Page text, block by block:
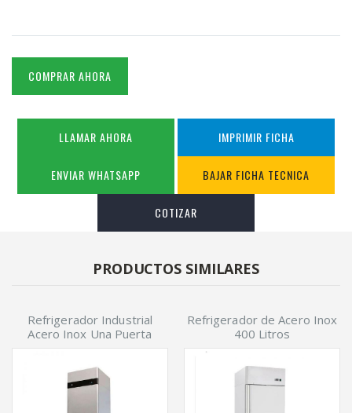
COMPRAR AHORA
LLAMAR AHORA IMPRIMIR FICHA
ENVIAR WHATSAPP BAJAR FICHA TECNICA
COTIZAR
PRODUCTOS SIMILARES
Refrigerador Industrial
Acero Inox Una Puerta
Refrigerador de Acero Inox
400 Litros